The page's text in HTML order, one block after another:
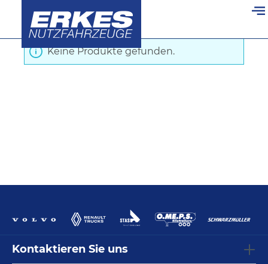
springen
Seitlicher Anfahrschutz
Keine Produkte gefunden.
Kontaktieren Sie uns